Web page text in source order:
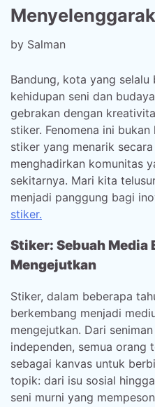
by Salman
Bandung, kota yang selalu
kehidupan seni dan
gebrakan dengan
stiker. Fenomena ini
stiker yang menarik
menghadirkan komunitas
sekitarnya. Mari kita
menjadi panggung bagi
stiker.
Stiker: Sebuah Media
Mengejutkan
Stiker, dalam beberapa
berkembang menjadi
mengejutkan. Dari
independen, semua orang
sebagai kanvas untuk
topik: dari isu sosial
seni murni yang